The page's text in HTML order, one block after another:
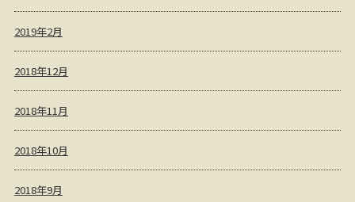
2019年2月
2018年12月
2018年11月
2018年10月
2018年9月